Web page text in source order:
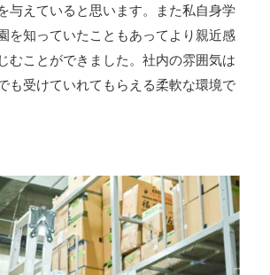
与えていると思います。また私自身学
を知っていたこともあってより親近感
むことができました。社内の雰囲気は
も受けていれてもらえる柔軟な環境で